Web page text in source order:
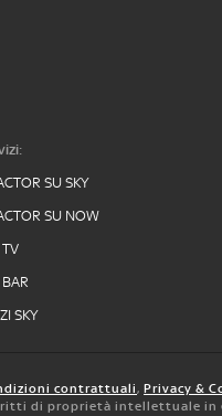
SU SKY
SU NOW
TV
BAR
SKY
contrattuali, Privacy &
di proprietà intellettuale in